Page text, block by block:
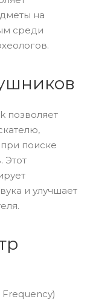
на
среди
позволяет
поиске
Этот
и улучшает